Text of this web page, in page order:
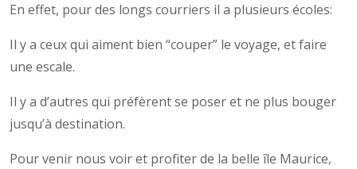
En effet, pour des longs courriers il a plusieurs écoles:
Il y a ceux qui aiment bien “couper” le voyage, et faire
une escale.
Il y a d’autres qui préfèrent se poser et ne plus bouger
jusqu’à destination.
Pour venir nous voir et profiter de la belle île Maurice,